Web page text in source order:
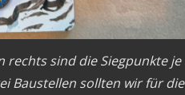
rechts sind die Siegpunkte je
Baustellen sollten wir für die